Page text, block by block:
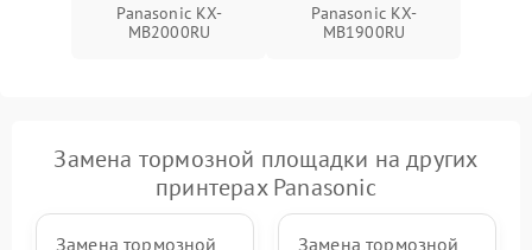
Panasonic KX-
MB2000RU
Panasonic KX-
MB1900RU
Замена тормозной площадки на других
принтерах Panasonic
Замена тормозной
Замена тормозной